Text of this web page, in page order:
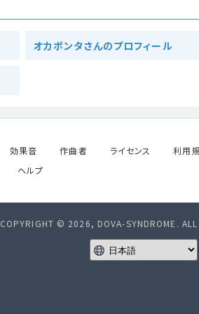
オカポンタさんのプロフィール
効果音 作曲者 ライセンス 利用
ヘルプ
COPYRIGHT © 2026, DOVA-SYNDROME. ALL